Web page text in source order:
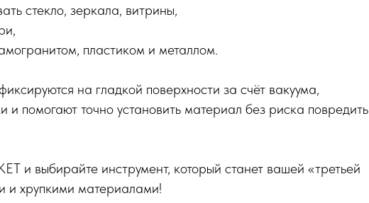
стекло, зеркала, витрины,
пластиком и металлом.
на гладкой поверхности за счёт вакуума,
и помогают точно установить материал без риска повредить
и выбирайте инструмент, который станет вашей «третьей
и хрупкими материалами!